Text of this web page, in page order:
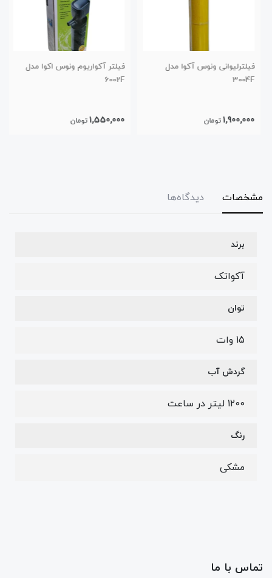
فیلترلیوانی ونوس آکوا مدل
3004F
1,900,000 تومان
فیلتر آکواریوم ونوس اکوا مدل
6002F
1,550,000 تومان
مشخصات دیدگاه‌ها
برند
آکواتک
توان
15 وات
گردش آب
1200 لیتر در ساعت
رنگ
مشکی
تماس با ما